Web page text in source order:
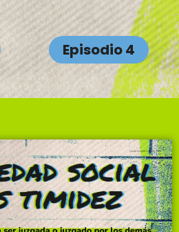
Episodio 4